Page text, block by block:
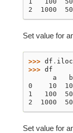
2  1000
Set value for
>>> df . iloc
>>> df
a
0    10
1   100
2  1000
Set value for